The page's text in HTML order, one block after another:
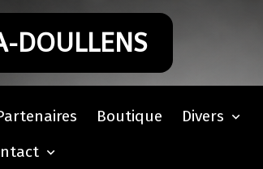
DOULLENS
Boutique
Divers